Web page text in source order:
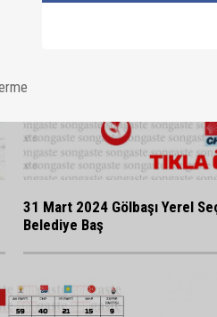
31 Mart 2024 Gölbaşı Yerel
Belediye Baş